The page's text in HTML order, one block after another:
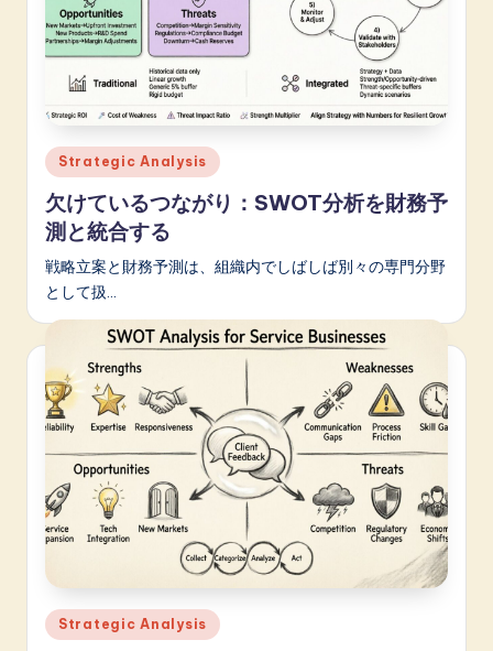
e
n
o
v
a
ti
o
n
Posted
in
Strategic Analysis
欠けているつながり：SWOT分析を財務予
測と統合する
戦略立案と財務予測は、組織内でしばしば別々の専門分野
として扱…
Posted
Strategic Analysis